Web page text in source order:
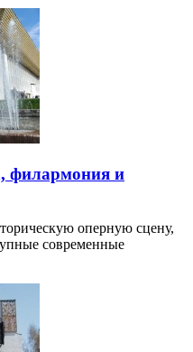
филармония и
оперную сцену,
современные